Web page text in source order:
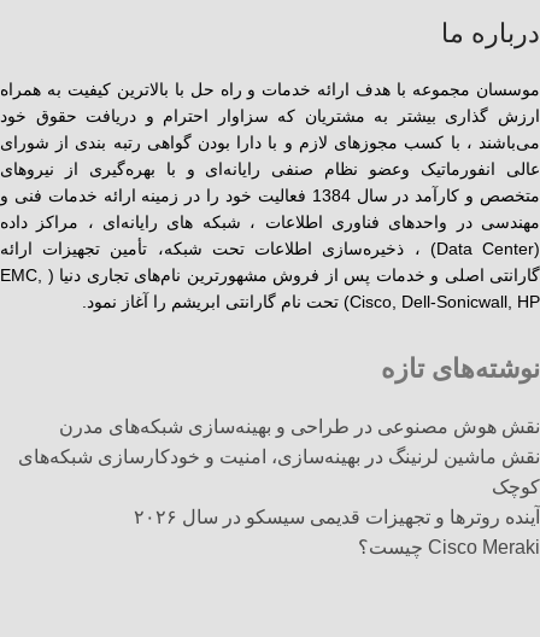
درباره ما
موسسان مجموعه با هدف ارائه خدمات و راه حل با بالاترین کیفیت به همراه
ارزش گذاری بیشتر به مشتریان که سزاوار احترام و دریافت حقوق خود
می‌باشند ، با کسب مجوزهای لازم و با دارا بودن گواهی رتبه بندی از شورای
عالی انفورماتیک وعضو نظام صنفی رایانه‌ای و با بهره‌گیری از نیروهای
متخصص و کارآمد در سال 1384 فعالیت خود را در زمینه ارائه خدمات فنی و
مهندسی در واحدهای فناوری اطلاعات ، شبکه های رایانه‌ای ، مراکز داده
(Data Center) ، ذخیره‌سازی اطلاعات تحت شبکه، تأمین تجهیزات ارائه
گارانتی اصلی و خدمات پس از فروش مشهورترین نام‌های تجاری دنیا ( EMC,
Cisco, Dell-Sonicwall, HP) تحت نام گارانتی ابریشم را آغاز نمود.
نوشته‌های تازه
نقش هوش مصنوعی در طراحی و بهینه‌سازی شبکه‌های مدرن
نقش ماشین لرنینگ در بهینه‌سازی، امنیت و خودکارسازی شبکه‌های
کوچک
آینده روترها و تجهیزات قدیمی سیسکو در سال ۲۰۲۶
Cisco Meraki چیست؟